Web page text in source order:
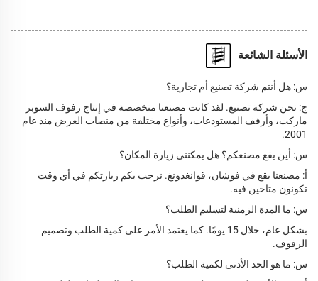
الأسئلة الشائعة
س: هل أنتم شركة تصنيع أم تجارية؟
ج: نحن شركة تصنيع. لقد كانت مصنعنا متخصصة في إنتاج رفوف السوبر
ماركت، وأرفف المستودعات، وأنواع مختلفة من منصات العرض منذ عام
2001.
س: أين يقع مصنعكم؟ هل يمكنني زيارة المكان؟
أ: مصنعنا يقع في فوشان، قوانغدونغ. نرحب بكم زيارتكم في أي وقت
تكونون متاحين فيه.
س: ما المدة الزمنية لتسليم الطلب؟
بشكل عام، خلال 15 يومًا. كما يعتمد الأمر على كمية الطلب وتصميم
الرفوف.
س: ما هو الحد الأدنى لكمية الطلب؟